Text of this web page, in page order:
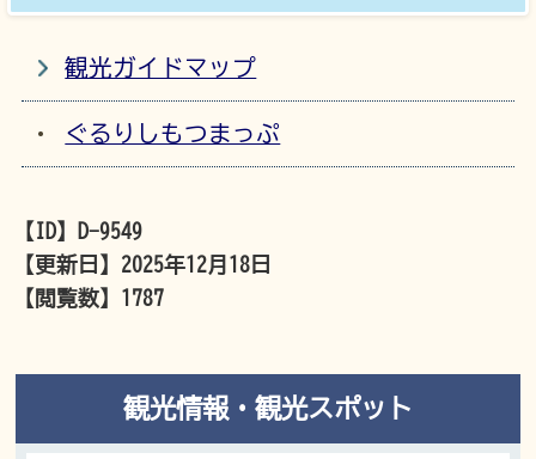
観光ガイドマップ
ぐるりしもつまっぷ
【ID】
D-9549
【更新日】 2025年12月18日
【閲覧数】 1787
観光情報・観光スポット